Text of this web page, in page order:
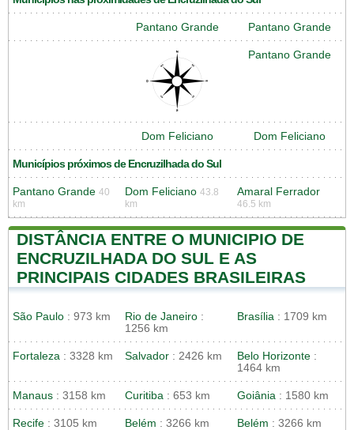
Pantano Grande Pantano Grande
Pantano Grande
Dom Feliciano Dom Feliciano
Municípios próximos de Encruzilhada do Sul
Pantano Grande 40
km
Dom Feliciano 43.8
km
Amaral Ferrador
46.5 km
DISTÂNCIA ENTRE O MUNICIPIO DE
ENCRUZILHADA DO SUL E AS
PRINCIPAIS CIDADES BRASILEIRAS
São Paulo : 973 km Rio de Janeiro :
1256 km
Brasília : 1709 km
Fortaleza : 3328 km Salvador : 2426 km Belo Horizonte :
1464 km
Manaus : 3158 km Curitiba : 653 km Goiânia : 1580 km
Recife : 3105 km Belém : 3266 km Belém : 3266 km